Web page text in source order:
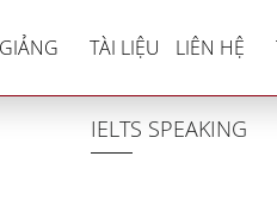
TÀI LIỆU LIÊN HỆ
IELTS SPEAKING